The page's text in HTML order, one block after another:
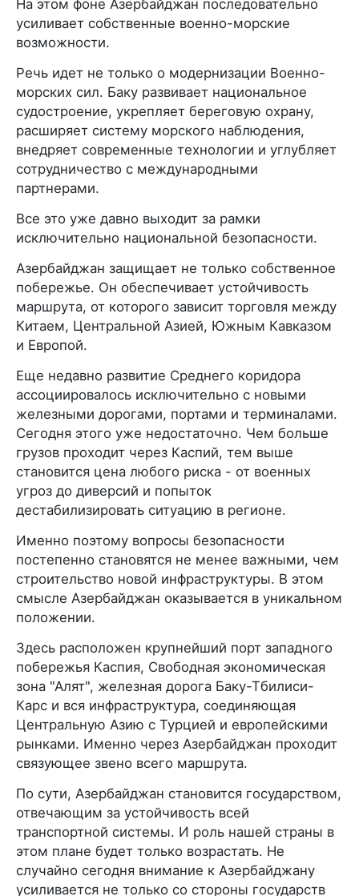
На этом фоне Азербайджан последовательно
усиливает собственные военно-морские
возможности.
Речь идет не только о модернизации Военно-
морских сил. Баку развивает национальное
судостроение, укрепляет береговую охрану,
расширяет систему морского наблюдения,
внедряет современные технологии и углубляет
сотрудничество с международными
партнерами.
Все это уже давно выходит за рамки
исключительно национальной безопасности.
Азербайджан защищает не только собственное
побережье. Он обеспечивает устойчивость
маршрута, от которого зависит торговля между
Китаем, Центральной Азией, Южным Кавказом
и Европой.
Еще недавно развитие Среднего коридора
ассоциировалось исключительно с новыми
железными дорогами, портами и терминалами.
Сегодня этого уже недостаточно. Чем больше
грузов проходит через Каспий, тем выше
становится цена любого риска - от военных
угроз до диверсий и попыток
дестабилизировать ситуацию в регионе.
Именно поэтому вопросы безопасности
постепенно становятся не менее важными, чем
строительство новой инфраструктуры. В этом
смысле Азербайджан оказывается в уникальном
положении.
Здесь расположен крупнейший порт западного
побережья Каспия, Свободная экономическая
зона "Алят", железная дорога Баку-Тбилиси-
Карс и вся инфраструктура, соединяющая
Центральную Азию с Турцией и европейскими
рынками. Именно через Азербайджан проходит
связующее звено всего маршрута.
По сути, Азербайджан становится государством,
отвечающим за устойчивость всей
транспортной системы. И роль нашей страны в
этом плане будет только возрастать. Не
случайно сегодня внимание к Азербайджану
усиливается не только со стороны государств